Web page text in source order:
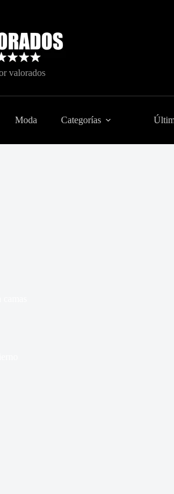
valorados
Moda Categorías